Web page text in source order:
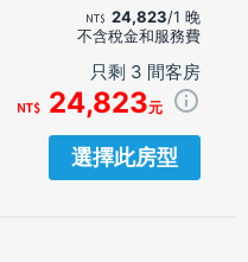
24,823/1 晚
不含稅金和服務費
只剩 3 間客房
24,823元
選擇此房型